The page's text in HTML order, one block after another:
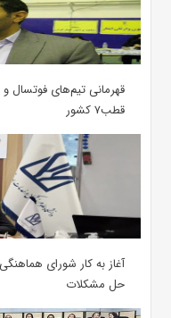
قهرمانی تیم‌های فوتسال و
قطب۷ کشور
آغاز به کار شورای
حل مشکلات